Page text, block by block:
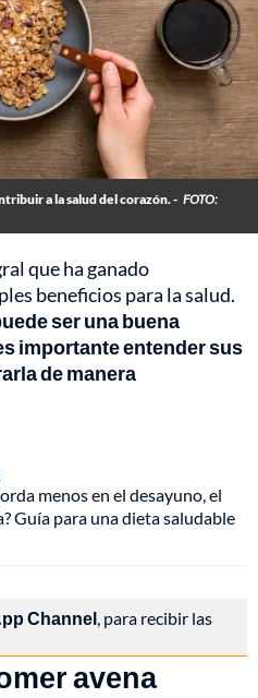
a la salud del corazón. - FOTO:
que ha ganado
beneficios para la salud.
ser una buena
importante entender sus
de manera
menos en el desayuno, el
Guía para una dieta saludable
Channel, para recibir las
avena